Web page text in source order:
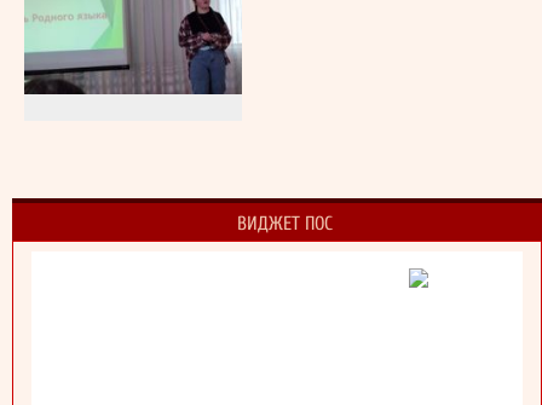
ВИДЖЕТ ПОС